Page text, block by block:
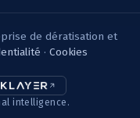
de dératisation et
· Cookies
intelligence.